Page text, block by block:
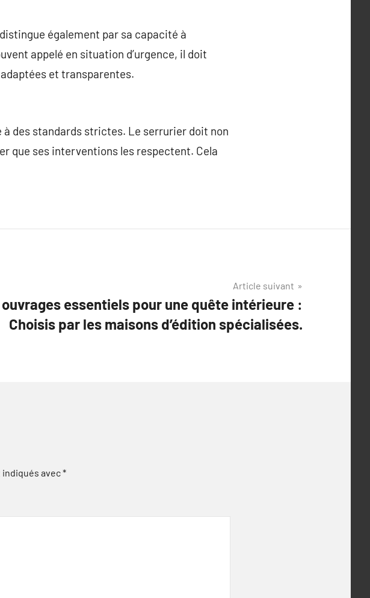
également par sa capacité à
appelé en situation d’urgence, il doit
et transparentes.
des standards strictes. Le serrurier doit non
que ses interventions les respectent. Cela
Article suivant
essentiels pour une quête intérieure :
Choisis par les maisons d’édition spécialisées.
avec*